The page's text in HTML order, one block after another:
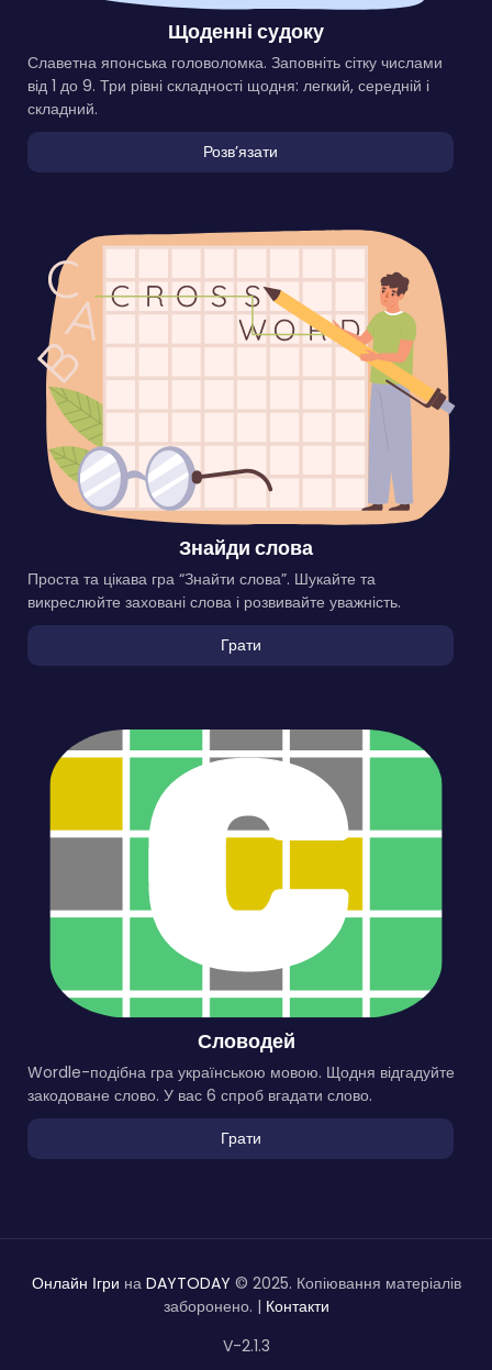
Щоденні судоку
Славетна японська головоломка. Заповніть сітку числами
від 1 до 9. Три рівні складності щодня: легкий, середній і
складний.
Розвʼязати
Знайди слова
Проста та цікава гра “Знайти слова”. Шукайте та
викреслюйте заховані слова і розвивайте уважність.
Грати
Словодей
Wordle-подібна гра українською мовою. Щодня відгадуйте
закодоване слово. У вас 6 спроб вгадати слово.
Грати
Онлайн Ігри на DAYTODAY © 2025. Копіювання матеріалів
заборонено. | Контакти
V-2.1.3